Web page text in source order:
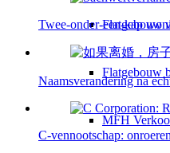
Flatgebouw
Flatgebouw
MFH
Twee-onder-een-kap
Naamsverandering na
C-vennootschap: